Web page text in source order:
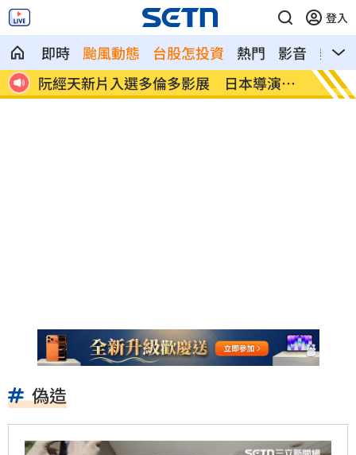
登入
即時 颱風動態 台股怎投資 熱門 影音
熱搜
狂
新／注意！這家營建股 下午4點開重訊
逼親
曝
偽造